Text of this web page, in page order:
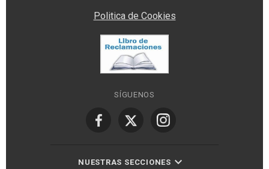
Politica de Cookies
SÍGUENOS
NUESTRAS SECCIONES